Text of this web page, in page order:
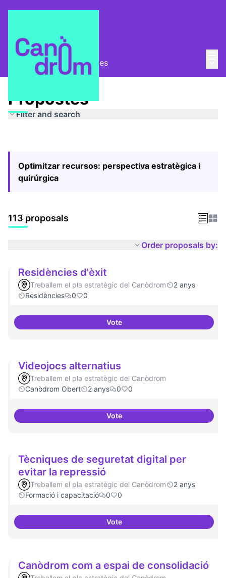
Pla Estratègic Propostes
Propostes
Filter and search
Optimitzar recursos: perspectiva estratègica i
quirúrgica
113 proposals
Order proposals by:
Residències d'èxit
Treballem el pla estratègic del Canòdrom
2 anys
Residències
0 0
VoteResidències d'èxit
Videojocs alternatius
Treballem el pla estratègic del Canòdrom
Canòdrom Obert
2 anys 0 0
VoteVideojocs alternatius
Tècniques de seguretat digital per
evitar la repressió
Treballem el pla estratègic del Canòdrom
2 anys
Formació i capacitació
0 0
VoteTècniques de seguretat digital
Canòdrom com a espai de consolidació